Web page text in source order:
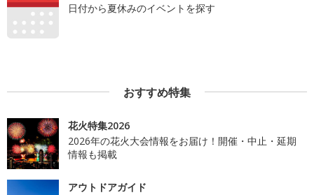
日付から夏休みのイベントを探す
おすすめ特集
花火特集2026
2026年の花火大会情報をお届け！開催・中止・延期
情報も掲載
アウトドアガイド